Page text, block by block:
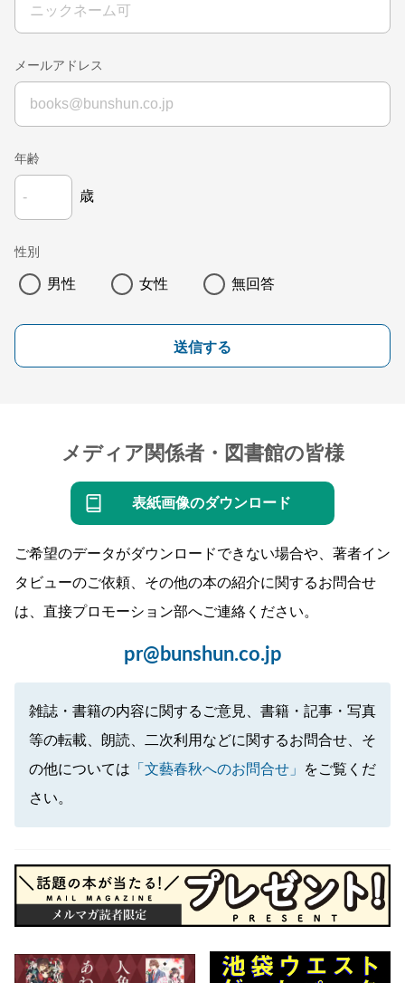
メールアドレス
年齢
歳
性別
男性 女性 無回答
送信する
メディア関係者・図書館の皆様
表紙画像のダウンロード
ご希望のデータがダウンロードできない場合や、著者イン
タビューのご依頼、その他の本の紹介に関するお問合せ
は、直接プロモーション部へご連絡ください。
pr@bunshun.co.jp
雑誌・書籍の内容に関するご意見、書籍・記事・写真
等の転載、朗読、二次利用などに関するお問合せ、そ
の他については 「文藝春秋へのお問合せ」
をご覧くだ
さい。